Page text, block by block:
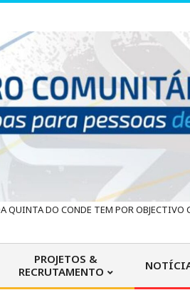
QUINTA DO CONDE TEM POR
PROJETOS &
RECRUTAMENTO